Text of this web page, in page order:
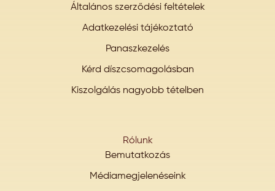
Általános szerződési feltételek
Adatkezelési tájékoztató
Panaszkezelés
Kérd díszcsomagolásban
Kiszolgálás nagyobb tételben
Rólunk
Bemutatkozás
Médiamegjelenéseink